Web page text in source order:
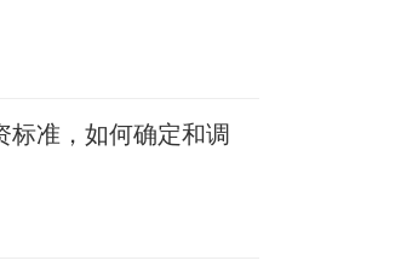
标准，如何确定和调